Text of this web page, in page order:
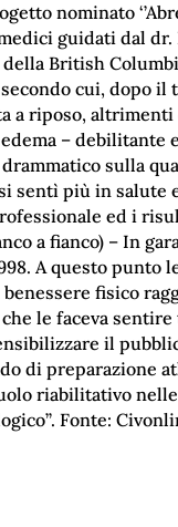
nominato
guidati dal
British
cui, dopo
a riposo,
–
sulla
sentì più in
ed i
a fianco) – In
A questo
fisico
le faceva sentire
il
di preparazione
riabilitativo
Fonte: